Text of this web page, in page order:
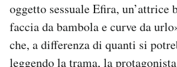
oggetto sessuale Efira, un’attrice
faccia da bambola e curve da
che, a differenza di quanti si
leggendo la trama, la